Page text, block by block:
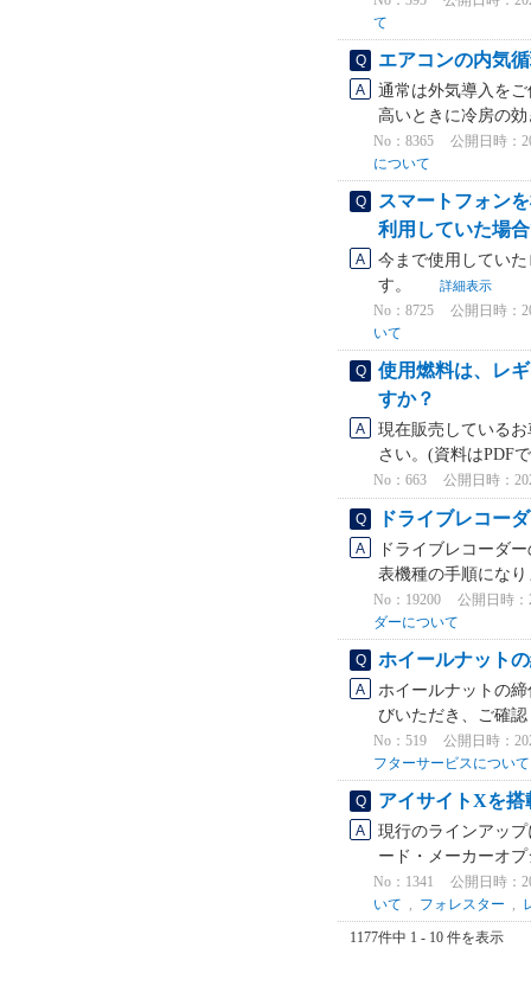
て
エアコンの内気
通常は外気導入を
高いときに冷房の
No：8365
公開日時：
について
スマートフォン
利用していた場
今まで使用してい
す。
詳細表示
No：8725
公開日時：
いて
使用燃料は、レ
すか？
現在販売している
さい。(資料はPDF
No：663 公開日時：
ドライブレコー
ドライブレコーダ
表機種の手順にな
No：19200
公開日時：
ダーについて
ホイールナット
ホイールナットの
びいただき、ご確
No：519
公開日時：
フターサービスについて
アイサイトXを
現行のラインアッ
ード・メーカーオ
No：1341
公開日時：
いて , フォレスター ,
1177件中 1 - 10 件を表示